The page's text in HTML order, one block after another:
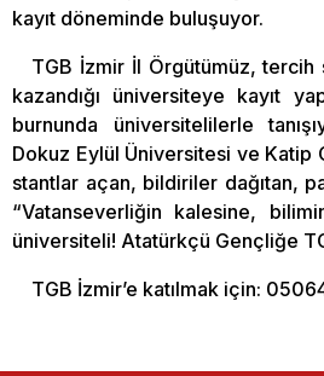
kayıt döneminde buluşuyor.
TGB İzmir İl Örgütümüz, tercih
kazandığı üniversiteye kayıt
burnunda üniversitelilerle
Dokuz Eylül Üniversitesi ve Katip
stantlar açan, bildiriler dağıtan,
“Vatanseverliğin kalesine,
üniversiteli! Atatürkçü Gençliğe
TGB İzmir’e katılmak için: